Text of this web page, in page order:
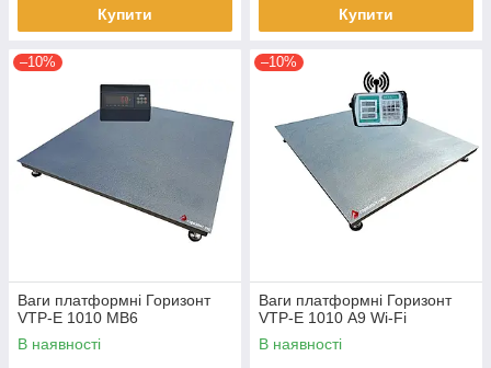
Купити Купити
–10%
Ваги платформні Горизонт
VTP-Е 1010 MB6
В наявності
–10%
Ваги платформні Горизонт
VTP-Е 1010 A9 Wi-Fi
В наявності